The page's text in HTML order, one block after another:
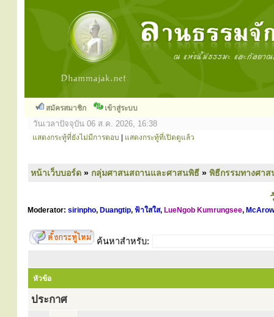
สมัครสมาชิก เข้าสู่ระบบ
วันเวลาปัจจุบัน 06 ส.ค. 2026, 16:38
แสดงกระทู้ที่ยังไม่มีการตอบ แสดงกระทู้ที่เปิดดูแล้ว
หน้าเว็บบอร์ด » กลุ่มศาสนสถานและศาสนพิธี » พิธีกรรมทางศา
Moderator: sirinpho, Duangtip, ฟ้าใสใส, LueNgob Kumrungsee,
ค้นหาสำหรับ:
หัวข้อ
ประกาศ